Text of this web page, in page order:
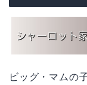
ビッグ・マムの